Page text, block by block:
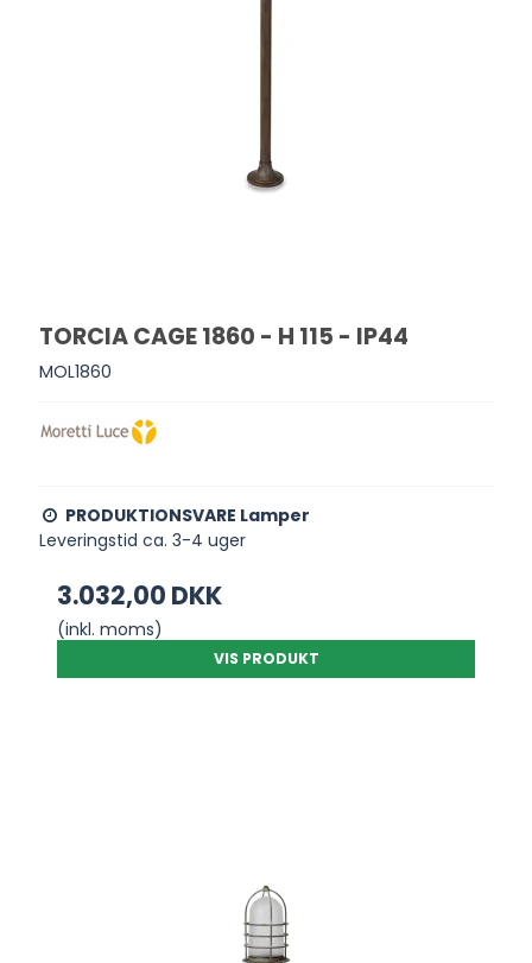
TORCIA CAGE 1860 - H 115 - IP44
MOL1860
PRODUKTIONSVARE Lamper
Leveringstid ca. 3-4 uger
3.032,00 DKK
(inkl. moms)
VIS PRODUKT